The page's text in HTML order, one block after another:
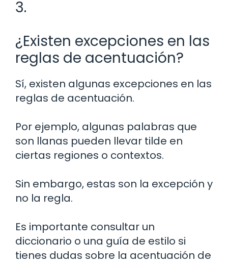
3.
¿Existen excepciones en las
reglas de acentuación?
Sí, existen algunas excepciones en las
reglas de acentuación.
Por ejemplo, algunas palabras que
son llanas pueden llevar tilde en
ciertas regiones o contextos.
Sin embargo, estas son la excepción y
no la regla.
Es importante consultar un
diccionario o una guía de estilo si
tienes dudas sobre la acentuación de